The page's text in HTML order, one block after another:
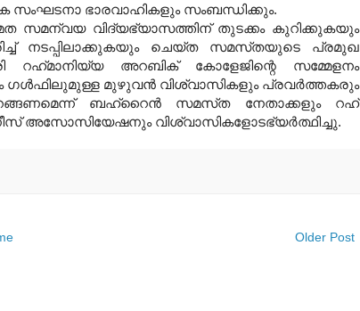
സംഘടനാ ഭാരവാഹികളും സംബന്ധിക്കും.
മത സമന്വയ വിദ്യഭ്യാസത്തിന്‌ തുടക്കം കുറിക്കുകയും
നടപ്പിലാക്കുകയും ചെയ്‌ത സമസ്‌തയുടെ പ്രമുഖ
റഹ്‌മാനിയ്യ അറബിക്‌ കോളേജിന്റെ സമ്മേളനം
ഗള്‍ഫിലുമുള്ള മുഴുവന്‍ വിശ്വാസികളും പ്രവര്‍ത്തകരും
ബഹ്‌റൈന്‍ സമസ്‌ത നേതാക്കളും റഹ്‌
അസോസിയേഷനും വിശ്വാസികളോടഭ്യര്‍ത്ഥിച്ചു.
Older Post